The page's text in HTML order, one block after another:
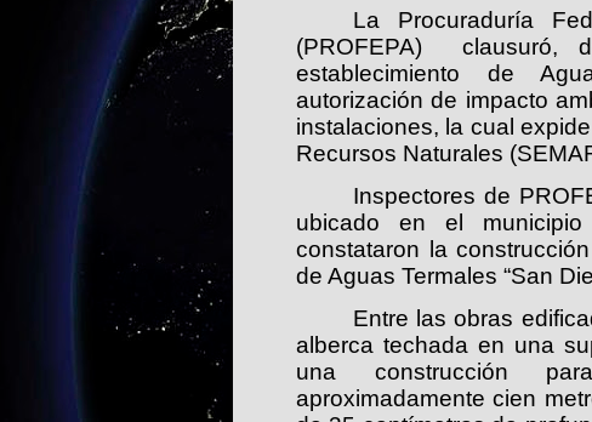
La Procuraduría
(PROFEPA)
clausuró,
establecimiento de
autorización de impacto
instalaciones, la cual
Recursos Naturales
Inspectores de
ubicado en el
constataron la
de Aguas Termales “San
Entre las obras
alberca techada en una
una construcción
aproximadamente cien